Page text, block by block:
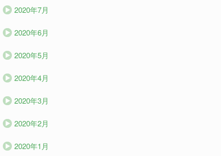
2020年7月
2020年6月
2020年5月
2020年4月
2020年3月
2020年2月
2020年1月